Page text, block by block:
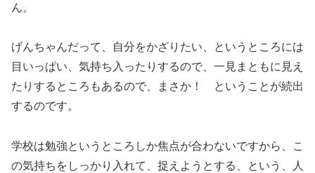
ん。
げんちゃんだって、自分をかざりたい、というところには
目いっぱい、気持ち入ったりするので、一見まともに見え
たりするところもあるので、まさか！ ということが続出
するのです。
学校は勉強というところしか焦点が合わないですから、こ
の気持ちをしっかり入れて、捉えようとする、という、人